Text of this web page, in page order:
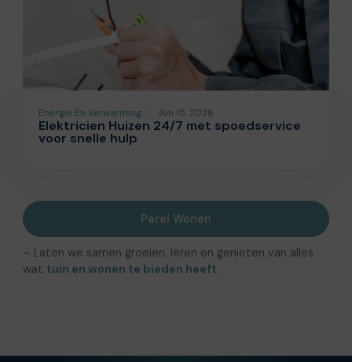
Energie En Verwarming Jun 15, 2026
Elektricien Huizen 24/7 met spoedservice
voor snelle hulp
Parel Wonen
– Laten we samen groeien, leren en genieten van alles
wat tuin en wonen te bieden heeft.